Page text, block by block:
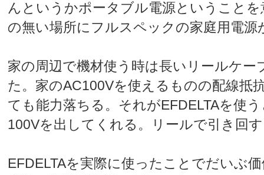
んというかポータブル電源ということ
の無い場所にフルスペックの家庭用電源
家の周辺で機材使う時は長いリールケー
た。家のAC100Vを使えるものの配線抵
ても能力落ちる。それがEFDELTAを使
100Vを出してくれる。リールで引き回
EFDELTAを実際に使ったことでだいぶ